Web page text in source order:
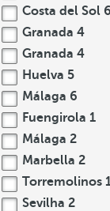
Costa del Sol 6
Granada 4
Granada 4
Huelva 5
Málaga 6
Fuengirola 1
Málaga 2
Marbella 2
Torremolinos
Sevilha 2